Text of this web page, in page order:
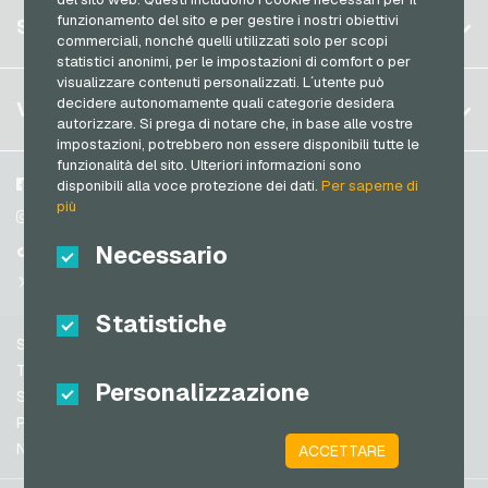
funzionamento del sito e per gestire i nostri obiettivi
commerciali, nonché quelli utilizzati solo per scopi
statistici anonimi, per le impostazioni di comfort o per
visualizzare contenuti personalizzati. L´utente può
decidere autonomamente quali categorie desidera
autorizzare. Si prega di notare che, in base alle vostre
impostazioni, potrebbero non essere disponibili tutte le
funzionalità del sito. Ulteriori informazioni sono
disponibili alla voce protezione dei dati.Per saperne di
più
Necessario
Statistiche
Personalizzazione
ACCETTARE
Spotify Premium Buoni regalo
Thalia Buoni regalo
TikTok Buoni regalo
toom Buoni regalo
Wolt Buoni regalo
World of Sweets Buoni regalo
Wunschgutschein Buoni regalo
Zalando Buoni regalo
Germania (EN)
Francia
Italia
Paesi Bassi
Austria
Portogallo
Svizzera (DE)
Svizzera (IT)
Stati Uniti (EN)
Registrati
Accedi
Il mio carrello
SERVIZIO
FAQ
Metodi di pagamento
Termini & Condizioni&Diritto di recesso
Protezione dei dati
VGO-SHOP
Su di noi
Partner
Facebook
Instagram
TikTok
Supporto
Termini & Condizioni
Sicurezza e verifica
Protezione dei dati
Note legali